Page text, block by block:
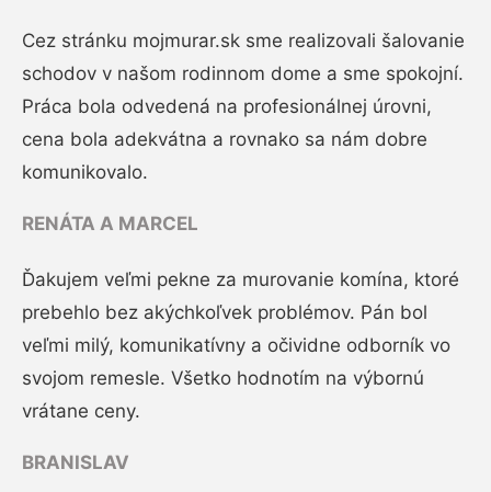
Cez stránku mojmurar.sk sme realizovali šalovanie
schodov v našom rodinnom dome a sme spokojní.
Práca bola odvedená na profesionálnej úrovni,
cena bola adekvátna a rovnako sa nám dobre
komunikovalo.
RENÁTA A MARCEL
Ďakujem veľmi pekne za murovanie komína, ktoré
prebehlo bez akýchkoľvek problémov. Pán bol
veľmi milý, komunikatívny a očividne odborník vo
svojom remesle. Všetko hodnotím na výbornú
vrátane ceny.
BRANISLAV